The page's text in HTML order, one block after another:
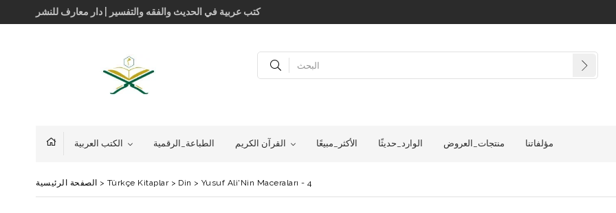
كتب عربية في الحديث والفقه والتفسير | دار معارف للنشر
الكتب العربية الطباعة_الرقمية القرآن الكريم الأكثر_مبيعًا الوارد_حديثًا منتجات_العروض مؤلفاتنا
الصفحة الرئيسية > Türkçe Kitaplar> Din > Yusuf Ali'Nin Maceraları - 4